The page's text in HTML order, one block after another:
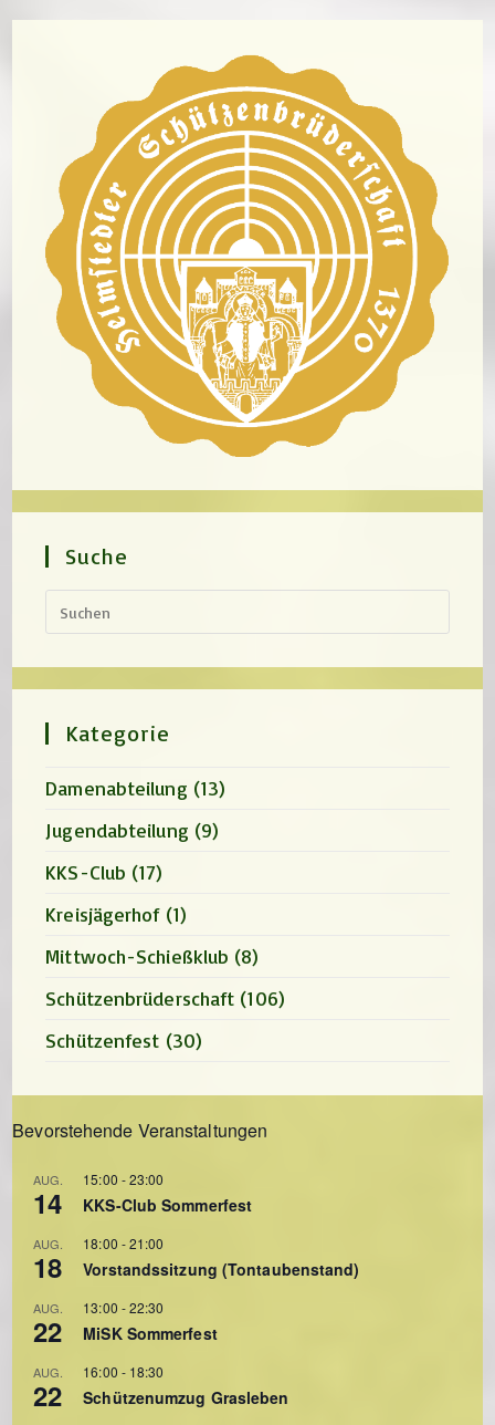
Suche
Kategorie
Damenabteilung (13)
Jugendabteilung (9)
KKS-Club (17)
Kreisjägerhof (1)
Mittwoch-Schießklub (8)
Schützenbrüderschaft (106)
Schützenfest (30)
Bevorstehende Veranstaltungen
AUG.
14
15:00 -23:00
KKS-Club Sommerfest
AUG.
18
18:00 -21:00
Vorstandssitzung (Tontaubenstand)
AUG.
22
13:00 -22:30
MiSK Sommerfest
AUG.
22
16:00 - 18:30
Schützenumzug Grasleben